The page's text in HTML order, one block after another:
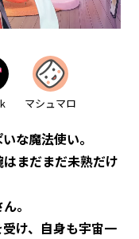
マシュマロ
な魔法使い。
まだまだ未熟だけ
。
け、自身も宇宙一